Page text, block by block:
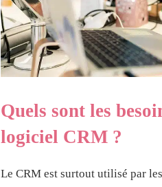
Quels sont les
logiciel CRM ?
Le CRM est surtout utilisé par